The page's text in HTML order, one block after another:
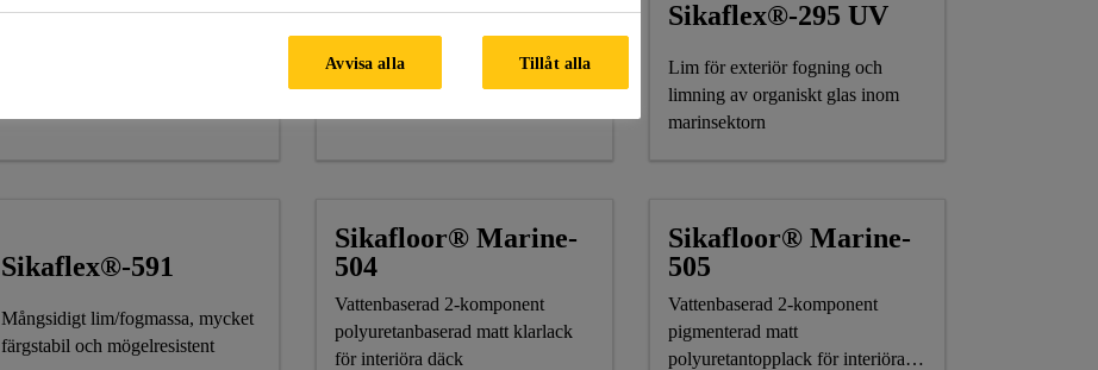
Sikaflex®-290 DC
Sikaflex®-292i Sikaflex®-295 UV
Lim för exteriör fogning och
limning av organiskt glas inom
marinsektorn
Sikaflex®-591
Mångsidigt lim/fogmassa, mycket
färgstabil och mögelresistent
Sikafloor® Marine-
504
Vattenbaserad 2-komponent
polyuretanbaserad matt klarlack
för interiöra däck
Sikafloor® Marine-
505
Vattenbaserad 2-komponent
pigmenterad matt
polyuretantopplack för interiöra
Avvisa alla Tillåt alla